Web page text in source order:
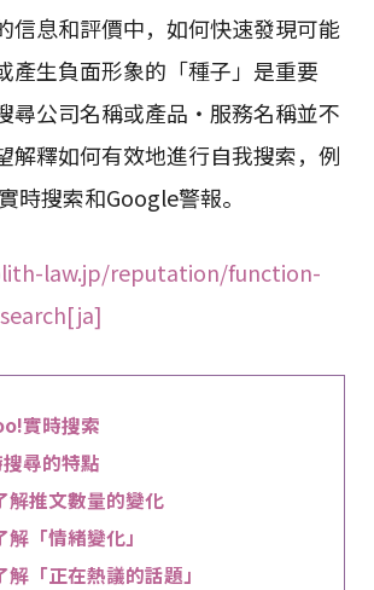
信息和評價中，如何快速發現可能
產生負面形象的「種子」是重要
尋公司名稱或產品・服務名稱並不
解釋如何有效地進行自我搜索，例
時搜索和Google警報。
law.jp/reputation/function-
實時搜索
尋的特點
解推文數量的變化
解「情緒變化」
解「正在熱議的話題」